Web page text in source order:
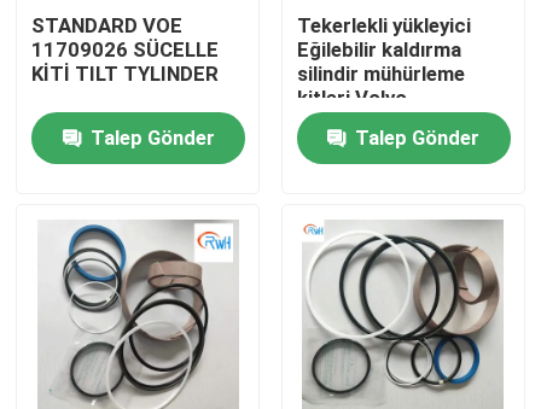
Kalite kontrol
Haberler
Vakalar
Hidrolik Kırıcı Conta Takımı
Ekskavatör Conta Takımı
STANDARD VOE
11709026 SÜCELLE
KİTİ TILT TYLINDER
Talep Gönder
Tekerlekli yükleyici
Eğilebilir kaldırma
silindir mühürleme
kitleri Volvo
L150c/D/E/F
Voe11708825
11709018 11709025
Talep Gönder